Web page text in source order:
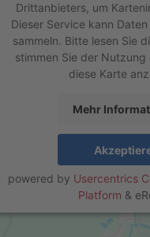
Drittanbieters, um
Dieser Service kann
sammeln. Bitte lesen Sie
stimmen Sie der
diese Karte
Mehr
powered by Usercentrics
Platform &